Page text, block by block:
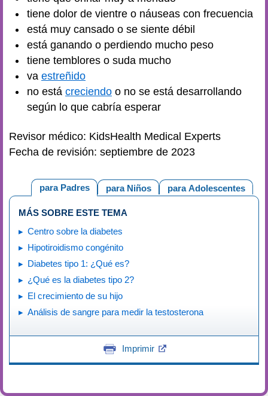
tiene dolor de vientre o náuseas con frecuencia
está muy cansado o se siente débil
está ganando o perdiendo mucho peso
tiene temblores o suda mucho
va estreñido
no está creciendo o no se está desarrollando
según lo que cabría esperar
Revisor médico: KidsHealth Medical Experts
Fecha de revisión: septiembre de 2023
para Adolescentes
para Niños
para Padres
MÁS SOBRE ESTE TEMA
Centro sobre la diabetes
Hipotiroidismo congénito
Diabetes tipo 1: ¿Qué es?
¿Qué es la diabetes tipo 2?
El crecimiento de su hijo
Análisis de sangre para medir la testosterona
Imprimir